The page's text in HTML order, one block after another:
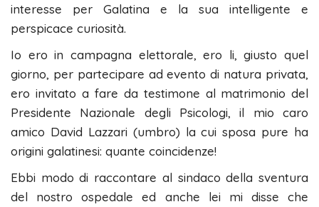
interesse per Galatina e la sua intelligente e
perspicace curiosità.
Io ero in campagna elettorale, ero li, giusto quel
giorno, per partecipare ad evento di natura privata,
ero invitato a fare da testimone al matrimonio del
Presidente Nazionale degli Psicologi, il mio caro
amico David Lazzari (umbro) la cui sposa pure ha
origini galatinesi: quante coincidenze!
Ebbi modo di raccontare al sindaco della sventura
del nostro ospedale ed anche lei mi disse che